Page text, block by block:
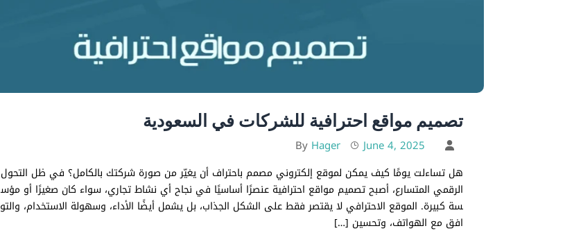
تصميم مواقع احترافية للشركات في السعودية
Hager June 4, 2025
هل تساءلت يومًا كيف يمكن لموقع إلكتروني مصمم باحتراف أن يغيّر من صورة شركتك بالكامل؟ في ظل التحول
الرقمي المتسارع، أصبح تصميم مواقع احترافية عنصرًا أساسيًا في نجاح أي نشاط تجاري، سواء كان صغيرًا أو مؤس
سة كبيرة. الموقع الاحترافي لا يقتصر فقط على الشكل الجذاب، بل يشمل أيضًا الأداء، وسهولة الاستخدام، والتو
افق مع الهواتف، وتحسين […]